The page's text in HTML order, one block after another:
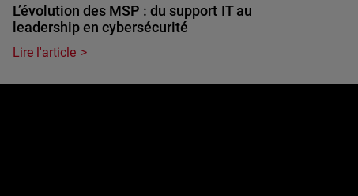
L’évolution des MSP : du support IT au
leadership en cybersécurité
Lire l'article